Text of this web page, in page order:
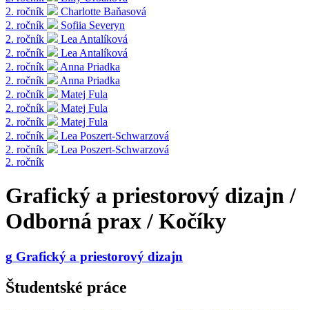
2. ročník
Charlotte Baňasová
2. ročník
Sofiia Severyn
2. ročník
Lea Antalíková
2. ročník
Lea Antalíková
2. ročník
Anna Priadka
2. ročník
Anna Priadka
2. ročník
Matej Fula
2. ročník
Matej Fula
2. ročník
Matej Fula
2. ročník
Lea Poszert-Schwarzová
2. ročník
Lea Poszert-Schwarzová
2. ročník
Grafický a priestorový dizajn /
Odborná prax / Kočíky
g Grafický a priestorový dizajn
Študentské práce